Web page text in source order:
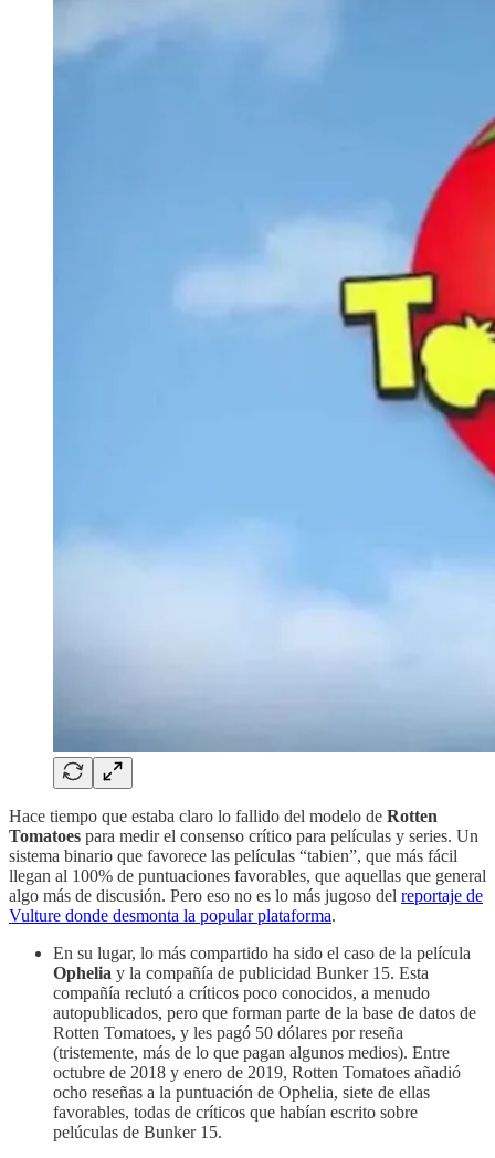
Hace tiempo que estaba claro lo fallido del modelo de Rotten
Tomatoes para medir el consenso crítico para películas y series. Un
sistema binario que favorece las películas “tabien”, que más fácil
llegan al 100% de puntuaciones favorables, que aquellas que general
algo más de discusión. Pero eso no es lo más jugoso del reportaje de
Vulture donde desmonta la popular plataforma.
En su lugar, lo más compartido ha sido el caso de la película
Ophelia y la compañía de publicidad Bunker 15. Esta
compañía reclutó a críticos poco conocidos, a menudo
autopublicados, pero que forman parte de la base de datos de
Rotten Tomatoes, y les pagó 50 dólares por reseña
(tristemente, más de lo que pagan algunos medios). Entre
octubre de 2018 y enero de 2019, Rotten Tomatoes añadió
ocho reseñas a la puntuación de Ophelia, siete de ellas
favorables, todas de críticos que habían escrito sobre
pelúculas de Bunker 15.